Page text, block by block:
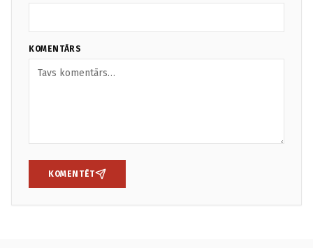
KOMENTĀRS
KOMENTĒT